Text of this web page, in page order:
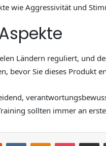
wie Aggressivität und
Ländern reguliert, und
bevor Sie dieses Produkt
sollten immer an